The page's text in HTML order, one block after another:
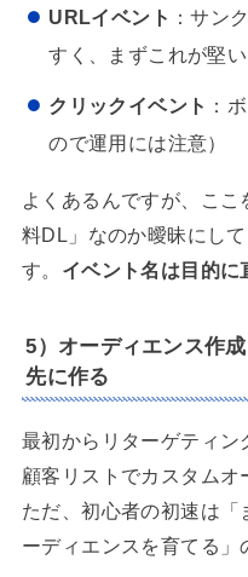
URLイベント ：サン
すく、まずこれが堅い
クリックイベント ：
ので運用には注意）
よくあるんですが、こ
料DL」なのか曖昧にし
す。 イベント名は目的に
5）オーディエンス作
先に作る
最初からリターゲティ
顧客リストでカスタムオ
ただ、初心者の初速は
ーディエンスを育てる」